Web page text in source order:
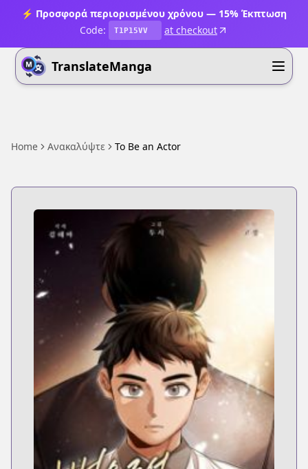
⚡ Προσφορά περιορισμένου χρόνου — 15% Έκπτωση
Code:
T1P15VV at checkout
TranslateManga
Home Ανακαλύψτε To Be an Actor